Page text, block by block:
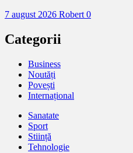
7 august 2026 Robert 0
Categorii
Business
Noutăți
Povești
Internațional
Sanatate
Sport
Stiință
Tehnologie